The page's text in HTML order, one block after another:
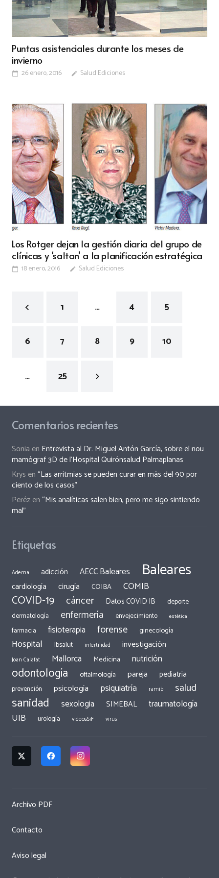
Puntas asistenciales durante los meses de
invierno
calendar_today 26 enero, 2016 edit Salud Ediciones
Los Rotger dejan la gestión diaria del grupo de
clínicas y ‘saltan’ a la planificación estratégica
calendar_today 18 enero, 2016 edit Salud Ediciones
1 … 4 5
6 7 8 9 10
… 25
Comentarios recientes
Sonia en Entrevista al Dr. Miguel Antón García, sobre el nou
mamògraf 3D de l’Hospital Quirónsalud Palmaplanas
Krys en“Las arritmias se pueden curar en más del 90 por
ciento de los casos”
Perézen“Mis analíticas salen bien, pero me sigo sintiendo
mal”
Etiquetas
Adema adicción AECC Baleares Baleares
cardiología cirugía COIBA COMIB
COVID-19 cáncer Datos COVID IB
deporte
dermatología
enfermería envejecimiento estética
farmacia fisioterapia forense ginecología
Hospital Ibsalut infertilidad investigación
Joan Calafat Mallorca Medicina nutrición
odontología oftalmología pareja pediatría
prevención psicología psiquiatría ramib salud
sanidad sexologia SIMEBAL traumatología
UIB urología videosSiF virus
Archivo PDF
Contacto
Aviso legal